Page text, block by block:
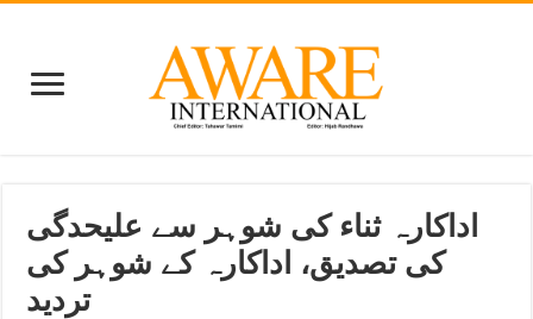
اداکارہ ثناء کی شوہر سے علیحدگی
کی تصدیق، اداکارہ کے شوہر کی
تردید